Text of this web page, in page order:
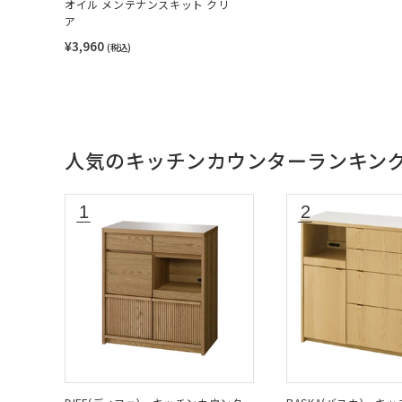
オイル メンテナンスキット クリ
ア
¥3,960 (税込)
人気のキッチンカウンターランキン